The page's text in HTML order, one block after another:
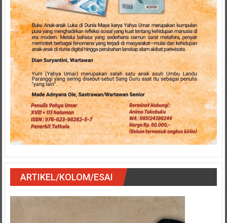
ARTIKEL/KOLOM/ESAI